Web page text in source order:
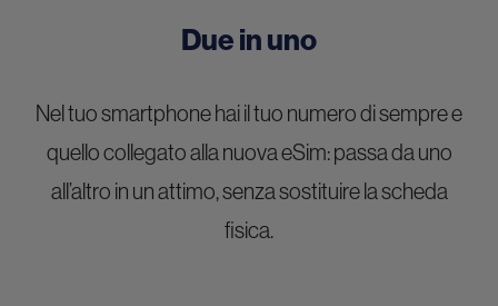
Due in uno
Nel tuo smartphone hai il tuo numero di sempre e
quello collegato alla nuova eSim: passa da uno
all’altro in un attimo, senza sostituire la scheda
fisica.